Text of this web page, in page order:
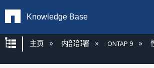
Knowledge Base
扩展/隐缩全局层次
主页 内部部署 ONTAP 9